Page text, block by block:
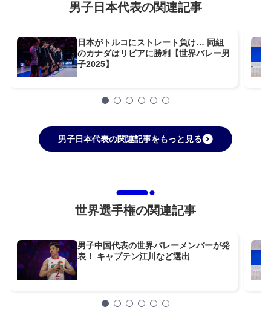
男子日本代表の関連記事
日本がトルコにストレート負け… 同組
のカナダはリビアに勝利【世界バレー男
子2025】
男子日本代表の関連記事をもっと見る
世界選手権の関連記事
男子中国代表の世界バレーメンバーが発
表！ キャプテン江川など選出